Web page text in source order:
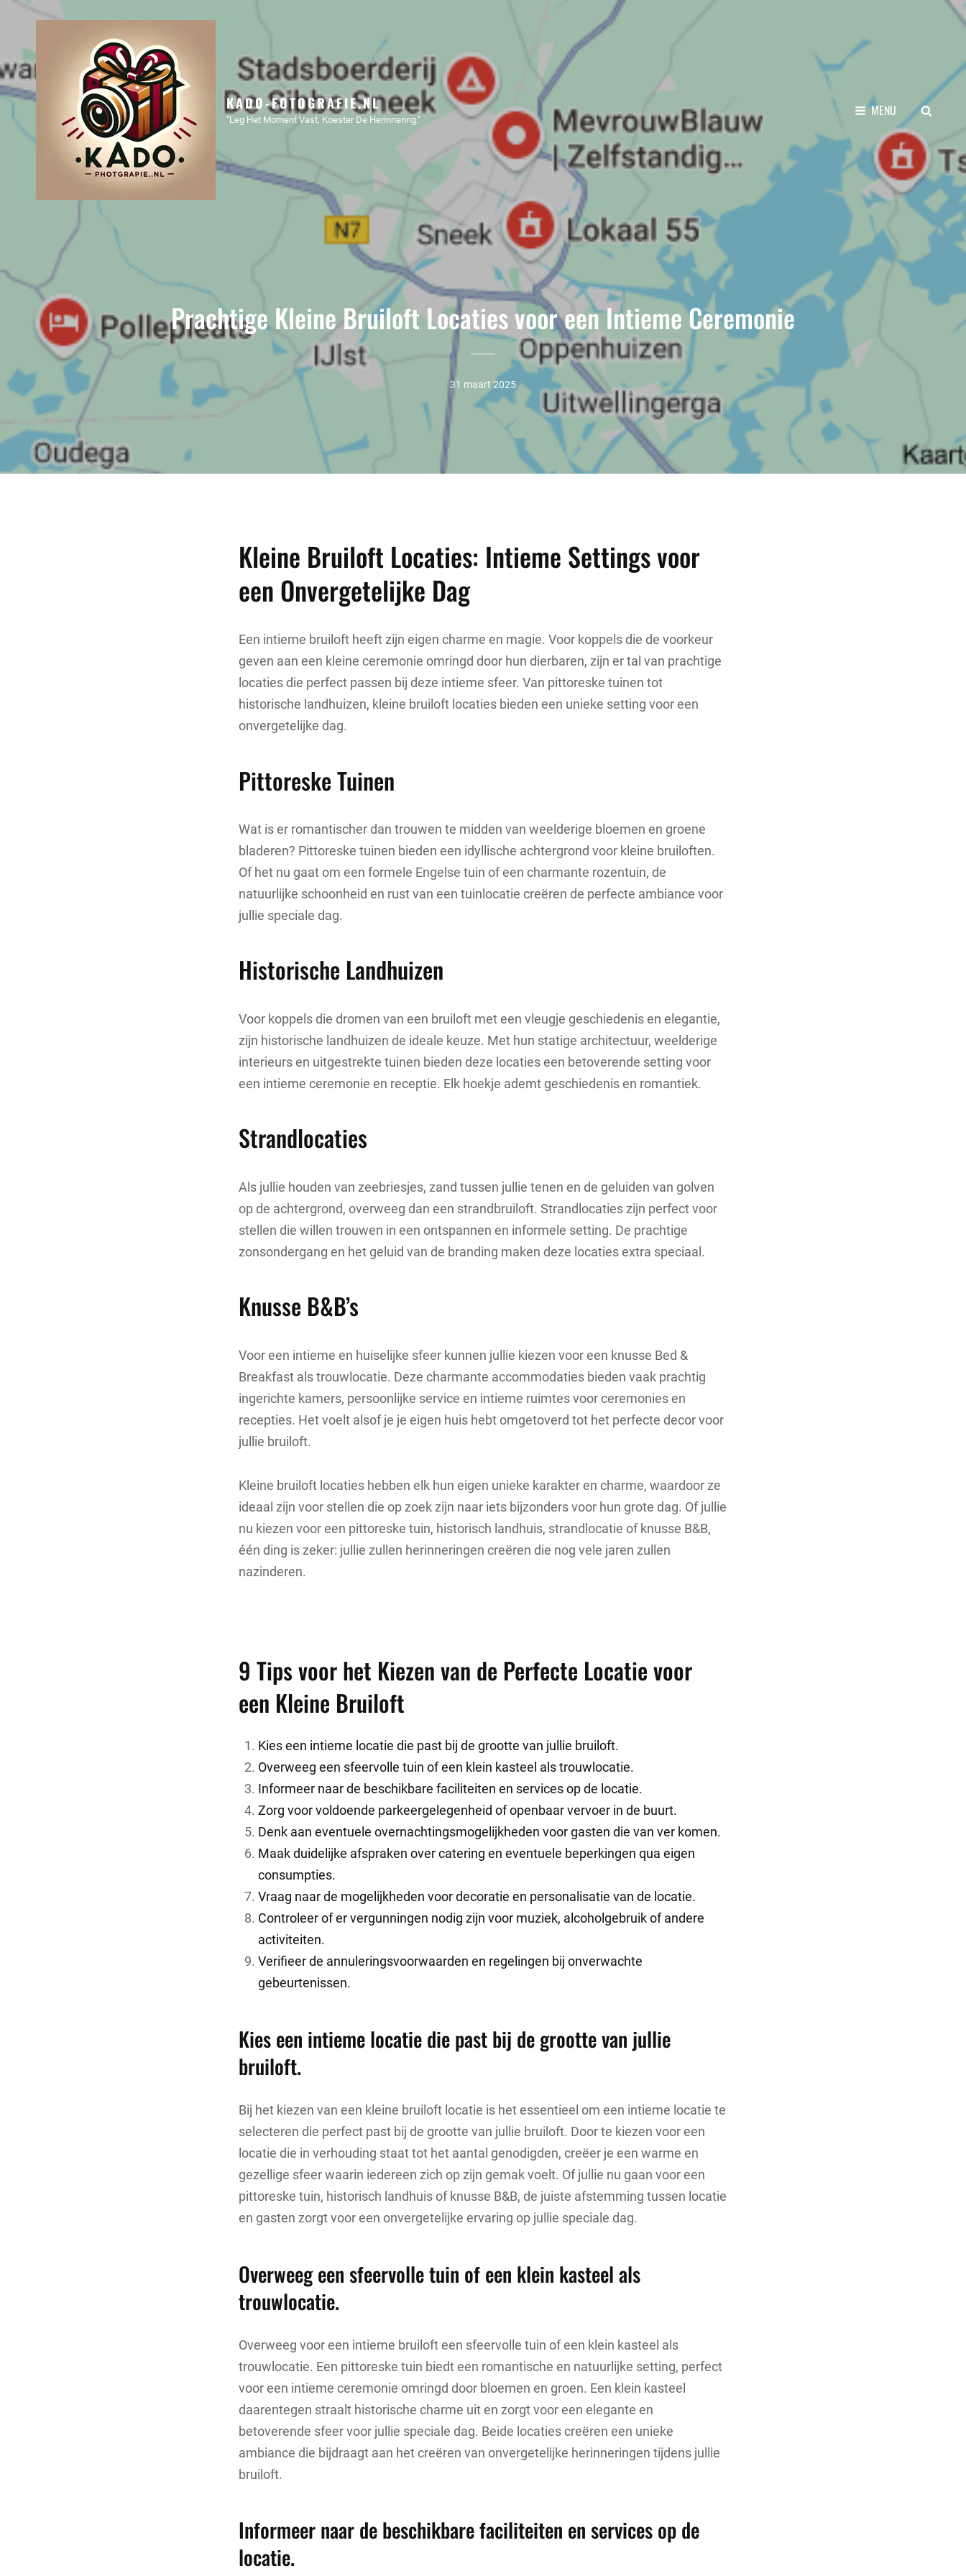
KADO-FOTOGRAFIE.NL
"Leg Het Moment Vast, Koester De Herinnering."
MENU
Prachtige Kleine Bruiloft Locaties voor een Intieme Ceremonie
31 maart 2025
Kleine Bruiloft Locaties: Intieme Settings voor
een Onvergetelijke Dag
Een intieme bruiloft heeft zijn eigen charme en magie. Voor koppels die de voorkeur
geven aan een kleine ceremonie omringd door hun dierbaren, zijn er tal van prachtige
locaties die perfect passen bij deze intieme sfeer. Van pittoreske tuinen tot
historische landhuizen, kleine bruiloft locaties bieden een unieke setting voor een
onvergetelijke dag.
Pittoreske Tuinen
Wat is er romantischer dan trouwen te midden van weelderige bloemen en groene
bladeren? Pittoreske tuinen bieden een idyllische achtergrond voor kleine bruiloften.
Of het nu gaat om een formele Engelse tuin of een charmante rozentuin, de
natuurlijke schoonheid en rust van een tuinlocatie creëren de perfecte ambiance voor
jullie speciale dag.
Historische Landhuizen
Voor koppels die dromen van een bruiloft met een vleugje geschiedenis en elegantie,
zijn historische landhuizen de ideale keuze. Met hun statige architectuur, weelderige
interieurs en uitgestrekte tuinen bieden deze locaties een betoverende setting voor
een intieme ceremonie en receptie. Elk hoekje ademt geschiedenis en romantiek.
Strandlocaties
Als jullie houden van zeebriesjes, zand tussen jullie tenen en de geluiden van golven
op de achtergrond, overweeg dan een strandbruiloft. Strandlocaties zijn perfect voor
stellen die willen trouwen in een ontspannen en informele setting. De prachtige
zonsondergang en het geluid van de branding maken deze locaties extra speciaal.
Knusse B&B’s
Voor een intieme en huiselijke sfeer kunnen jullie kiezen voor een knusse Bed &
Breakfast als trouwlocatie. Deze charmante accommodaties bieden vaak prachtig
ingerichte kamers, persoonlijke service en intieme ruimtes voor ceremonies en
recepties. Het voelt alsof je je eigen huis hebt omgetoverd tot het perfecte decor voor
jullie bruiloft.
Kleine bruiloft locaties hebben elk hun eigen unieke karakter en charme, waardoor ze
ideaal zijn voor stellen die op zoek zijn naar iets bijzonders voor hun grote dag. Of jullie
nu kiezen voor een pittoreske tuin, historisch landhuis, strandlocatie of knusse B&B,
één ding is zeker: jullie zullen herinneringen creëren die nog vele jaren zullen
nazinderen.
9 Tips voor het Kiezen van de Perfecte Locatie voor
een Kleine Bruiloft
Kies een intieme locatie die past bij de grootte van jullie bruiloft.
Overweeg een sfeervolle tuin of een klein kasteel als trouwlocatie.
Informeer naar de beschikbare faciliteiten en services op de locatie.
Zorg voor voldoende parkeergelegenheid of openbaar vervoer in de buurt.
Denk aan eventuele overnachtingsmogelijkheden voor gasten die van ver komen.
Maak duidelijke afspraken over catering en eventuele beperkingen qua eigen
consumpties.
Vraag naar de mogelijkheden voor decoratie en personalisatie van de locatie.
Controleer of er vergunningen nodig zijn voor muziek, alcoholgebruik of andere
activiteiten.
Verifieer de annuleringsvoorwaarden en regelingen bij onverwachte
gebeurtenissen.
Kies een intieme locatie die past bij de grootte van jullie
bruiloft.
Bij het kiezen van een kleine bruiloft locatie is het essentieel om een intieme locatie te
selecteren die perfect past bij de grootte van jullie bruiloft. Door te kiezen voor een
locatie die in verhouding staat tot het aantal genodigden, creëer je een warme en
gezellige sfeer waarin iedereen zich op zijn gemak voelt. Of jullie nu gaan voor een
pittoreske tuin, historisch landhuis of knusse B&B, de juiste afstemming tussen locatie
en gasten zorgt voor een onvergetelijke ervaring op jullie speciale dag.
Overweeg een sfeervolle tuin of een klein kasteel als
trouwlocatie.
Overweeg voor een intieme bruiloft een sfeervolle tuin of een klein kasteel als
trouwlocatie. Een pittoreske tuin biedt een romantische en natuurlijke setting, perfect
voor een intieme ceremonie omringd door bloemen en groen. Een klein kasteel
daarentegen straalt historische charme uit en zorgt voor een elegante en
betoverende sfeer voor jullie speciale dag. Beide locaties creëren een unieke
ambiance die bijdraagt aan het creëren van onvergetelijke herinneringen tijdens jullie
bruiloft.
Informeer naar de beschikbare faciliteiten en services op de
locatie.